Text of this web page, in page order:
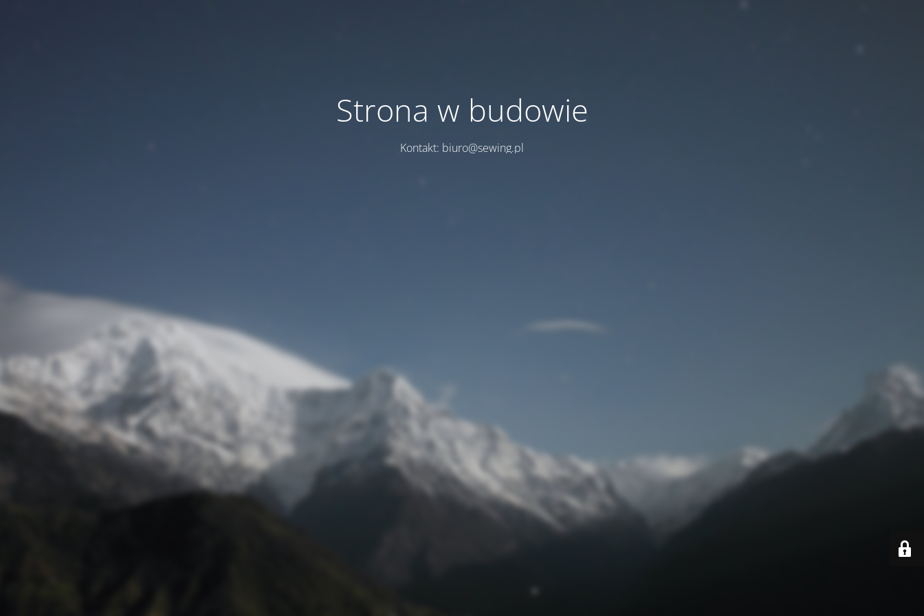
Strona w budowie
Kontakt: biuro@sewing.pl